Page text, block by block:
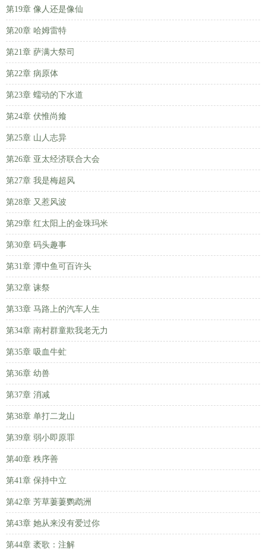
第19章 像人还是像仙
第20章 哈姆雷特
第21章 萨满大祭司
第22章 病原体
第23章 蠕动的下水道
第24章 伏惟尚飨
第25章 山人志异
第26章 亚太经济联合大会
第27章 我是梅超风
第28章 又惹风波
第29章 红太阳上的金珠玛米
第30章 码头趣事
第31章 潭中鱼可百许头
第32章 诔祭
第33章 马路上的汽车人生
第34章 南村群童欺我老无力
第35章 吸血牛虻
第36章 幼兽
第37章 消减
第38章 单打二龙山
第39章 弱小即原罪
第40章 秩序善
第41章 保持中立
第42章 芳草萋萋鹦鹉洲
第43章 她从来没有爱过你
第44章 袤歌：注解